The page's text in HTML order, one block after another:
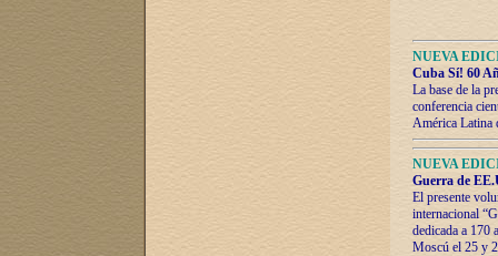
NUEVA
Cuba Sí! 60
La base de la
conferencia
América Latina
NUEVA
Guerra de
El presente
internacional
dedicada a 170
Moscú el 25 y